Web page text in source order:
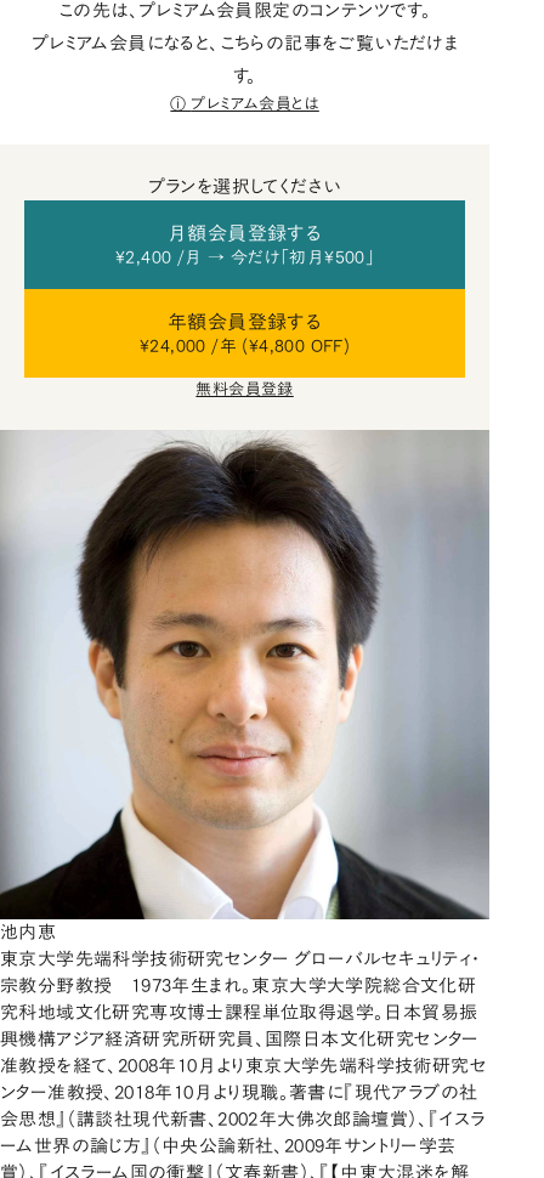
この先は、プレミアム会員限定のコンテンツです。
プレミアム会員になると、こちらの記事をご覧いただけま
す。
プレミアム会員とは
プランを選択してください
月額会員登録する
¥2,400 /月 → 今だけ「初月¥500」
年額会員登録する
¥24,000 /年 (¥4,800 OFF)
無料会員登録
池内恵
東京大学先端科学技術研究センター グローバルセキュリティ・
宗教分野教授 1973年生まれ。東京大学大学院総合文化研
究科地域文化研究専攻博士課程単位取得退学。日本貿易振
興機構アジア経済研究所研究員、国際日本文化研究センター
准教授を経て、2008年10月より東京大学先端科学技術研究セ
ンター准教授、2018年10月より現職。著書に『現代アラブの社
会思想』（講談社現代新書、2002年大佛次郎論壇賞）、『イスラ
ーム世界の論じ方』（中央公論新社、2009年サントリー学芸
賞）、『イスラーム国の衝撃』（文春新書）、『【中東大混迷を解